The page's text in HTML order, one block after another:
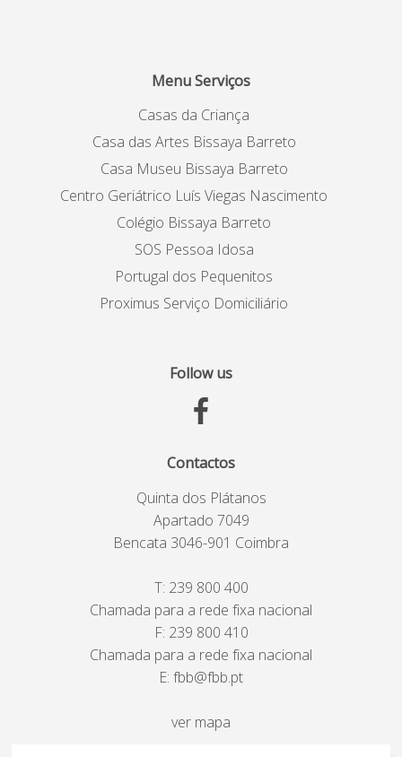
Menu Serviços
Casas da Criança
Casa das Artes Bissaya Barreto
Casa Museu Bissaya Barreto
Centro Geriátrico Luís Viegas Nascimento
Colégio Bissaya Barreto
SOS Pessoa Idosa
Portugal dos Pequenitos
Proximus Serviço Domiciliário
Follow us
Contactos
Quinta dos Plátanos
Apartado 7049
Bencata 3046-901 Coimbra
T: 239 800 400
Chamada para a rede fixa nacional
F: 239 800 410
Chamada para a rede fixa nacional
E: fbb@fbb.pt
ver mapa